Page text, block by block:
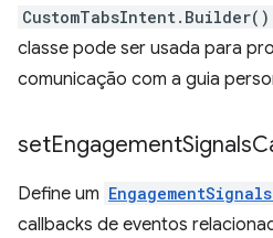
CustomTabsIntent.Builder()
classe pode ser usada para
comunicação com a guia
setEngagementSignals
Define um
callbacks de eventos